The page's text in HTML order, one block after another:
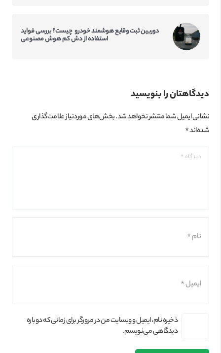
دوربین ثبت وقایع هوشمند خودرو چیست؟ بررسی فواید
استفاده از دش کم‌ هوش مصنوعی
دیدگاهتان را بنویسید
نشانی ایمیل شما منتشر نخواهد شد.بخش‌های موردنیاز علامت‌گذاری
شده‌اند*
ذخیره نام، ایمیل و وبسایت من در مرورگر برای زمانی که دوباره
دیدگاهی می‌نویسم.